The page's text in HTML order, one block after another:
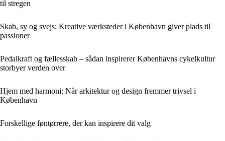
til stregen
Skab, sy og svejs: Kreative værksteder i København giver plads til
passioner
Pedalkraft og fællesskab – sådan inspirerer Københavns cykelkultur
storbyer verden over
Hjem med harmoni: Når arkitektur og design fremmer trivsel i
København
Forskellige føntørrere, der kan inspirere dit valg